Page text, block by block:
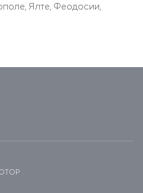
Ялте, Феодосии,